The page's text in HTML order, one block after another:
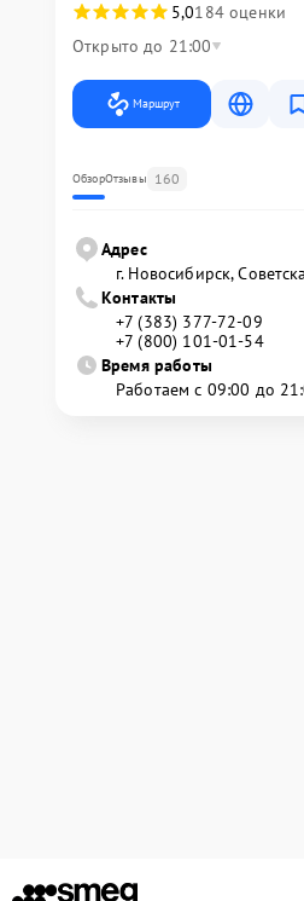
5,0184 оценки
Открыто до 21:00
Маршрут
ОбзорОтзывы 160
Адрес
г. Новосибирск,
Контакты
+7 (383) 377-72-09
+7 (800) 101-01-54
Время работы
Работаем с 09:00 до